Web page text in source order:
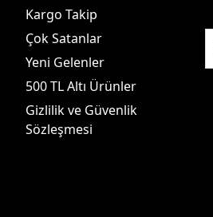
Kargo Takip
Çok Satanlar
Yeni Gelenler
500 TL Altı Ürünler
Gizlilik ve Güvenlik
Sözleşmesi